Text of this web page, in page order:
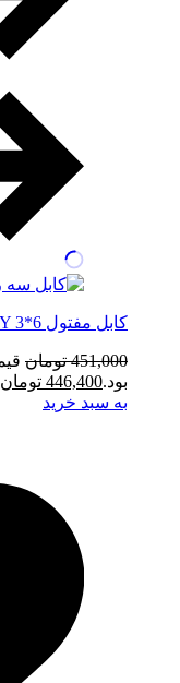
کابل مفتول NYY 3*6 پرتو الکتریک
451,000 تومان
بود.446,400 تومان
به سبد خرید